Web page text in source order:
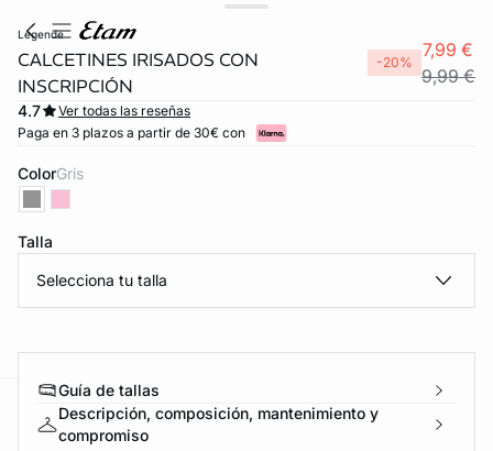
legende
CALCETINES IRISADOS CON
INSCRIPCIÓN
-20%
7,99 €
9,99 €
4.7
Ver todas las reseñas
Paga en 3 plazos a partir de 30€ con
Color gris
Talla
Selecciona tu talla
Guía de tallas
Descripción, composición, mantenimiento y
compromiso